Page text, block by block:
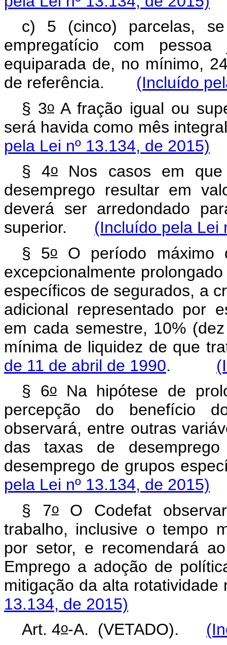
c) 5 (cinco) parcelas,
empregatício com
equiparada de, no mínimo,
de referência. (Incluído
§ 3o A fração igual ou
será havida como mês
pela Lei nº 13.134, de 2015)
§ 4oNos casos em que
desemprego resultar em
deverá ser arredondado
superior. (Incluído pela Lei
§ 5oO período
excepcionalmente
específicos de segurados, a
adicional representado por
em cada semestre, 10%
mínima de liquidez de que
de 11 de abril de 1990.
§ 6oNa hipótese de
percepção do benefício
observará, entre outras
das taxas de
desemprego de grupos
pela Lei nº 13.134, de 2015)
§ 7oO Codefat
trabalho, inclusive o tempo
por setor, e recomendará
Emprego a adoção de
mitigação da alta
13.134, de 2015)
Art. 4o-A. (VETADO).